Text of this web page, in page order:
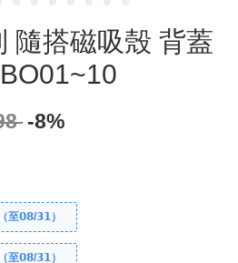
隨搭磁吸殼 背蓋
-8%
至𝟬𝟴/𝟯𝟭）
至𝟬𝟴/𝟯𝟭）